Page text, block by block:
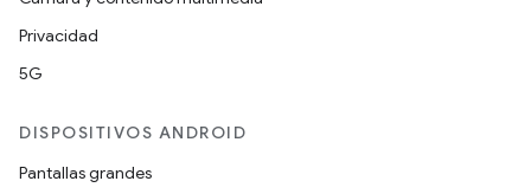
Privacidad
5G
DISPOSITIVOS ANDROID
Pantallas grandes